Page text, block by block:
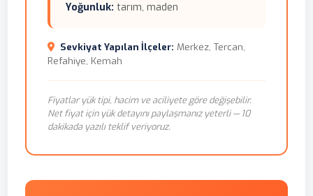
Yoğunluk: tarım, maden
Sevkiyat Yapılan İlçeler: Merkez, Tercan,
Refahiye, Kemah
Fiyatlar yük tipi, hacim ve aciliyete göre değişebilir.
Net fiyat için yük detayını paylaşmanız yeterli — 10
dakikada yazılı teklif veriyoruz.